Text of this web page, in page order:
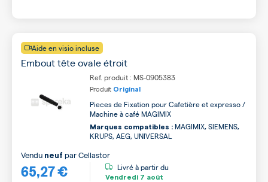
Aide en visio incluse
Embout tête ovale étroit
Ref. produit : MS-0905383
Produit Original
Pieces de Fixation pour Cafetière et expresso /
Machine à café MAGIMIX
Marques compatibles : MAGIMIX, SIEMENS,
KRUPS, AEG, UNIVERSAL
65,27 €
Vendu neuf parCellastor
Livré à partir du
Vendredi 7 août